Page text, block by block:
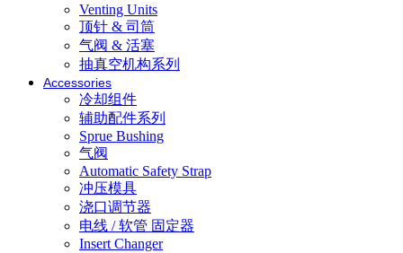
Venting Units
顶针 & 司筒
气阀 & 活塞
抽真空机构系列
Accessories
冷却组件
辅助配件系列
Sprue Bushing
气阀
Automatic Safety Strap
冲压模具
浇口调节器
电线 / 软管 固定器
Insert Changer